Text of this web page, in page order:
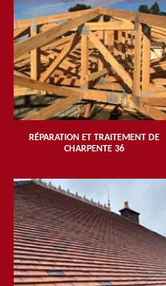
RÉPARATION ET TRAITEMENT DE
CHARPENTE 36